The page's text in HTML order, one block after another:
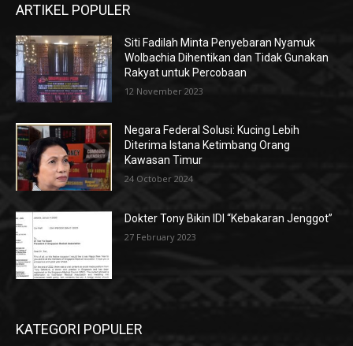
ARTIKEL POPULER
Siti Fadilah Minta Penyebaran Nyamuk
Wolbachia Dihentikan dan Tidak Gunakan
Rakyat untuk Percobaan
12 November 2023
Negara Federal Solusi: Kucing Lebih
Diterima Istana Ketimbang Orang
Kawasan Timur
24 October 2024
Dokter Tony Bikin IDI “Kebakaran Jenggot”
27 February 2023
KATEGORI POPULER